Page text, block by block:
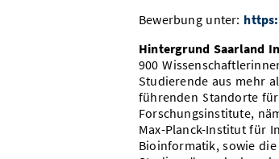
Bewerbung unter:
Hintergrund Saarland
900
Studierende aus mehr
führenden Standorte
Forschungsinstitute,
Max-Planck-Institut für
Bioinformatik, sowie